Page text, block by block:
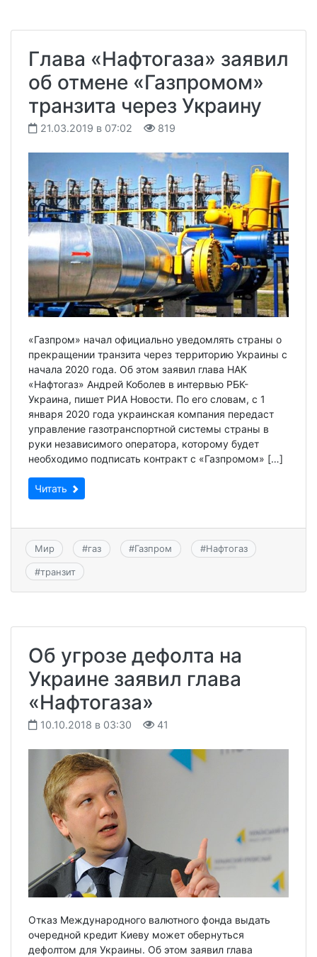
Глава «Нафтогаза» заявил
об отмене «Газпромом»
транзита через Украину
21.03.2019 в 07:02 819
«Газпром» начал официально уведомлять страны о
прекращении транзита через территорию Украины с
начала 2020 года. Об этом заявил глава НАК
«Нафтогаз» Андрей Коболев в интервью РБК-
Украина, пишет РИА Новости. По его словам, с 1
января 2020 года украинская компания передаст
управление газотранспортной системы страны в
руки независимого оператора, которому будет
необходимо подписать контракт с «Газпромом» […]
Читать
Мир #газ #Газпром #Нафтогаз
#транзит
Об угрозе дефолта на
Украине заявил глава
«Нафтогаза»
10.10.2018 в 03:30 41
Отказ Международного валютного фонда выдать
очередной кредит Киеву может обернуться
дефолтом для Украины. Об этом заявил глава